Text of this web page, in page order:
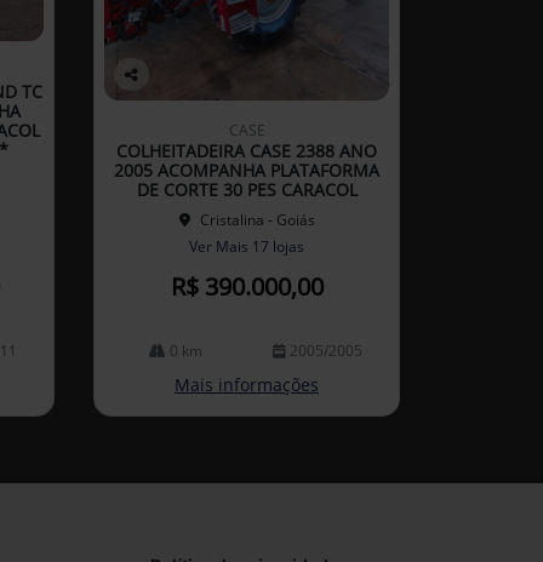
TC
Co
arti
lhe
CASE
COLHEITADEIRA CASE 2388 ANO
2005 ACOMPANHA PLATAFORMA
DE CORTE 30 PES CARACOL
Cristalina - Goiás
Ver Mais 17 lojas
R$ 390.000,00
0 km 2005/2005
Mais informações